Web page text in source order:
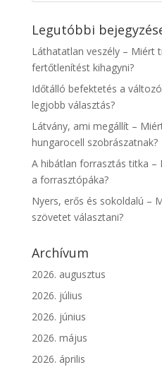
Legutóbbi
Láthatatlan veszély – Miért
fertőtlenítést kihagyni?
Időtálló befektetés a
legjobb választás?
Látvány, ami megállít –
hungarocell szobrászatnak?
A hibátlan forrasztás titka –
a forrasztópáka?
Nyers, erős és sokoldalú –
szövetet választani?
Archívum
2026. augusztus
2026. július
2026. június
2026. május
2026. április